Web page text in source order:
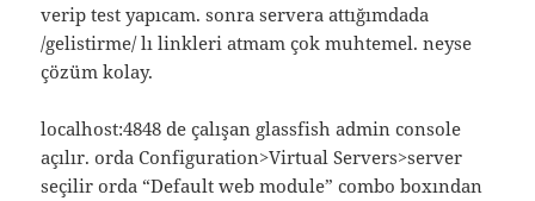
verip test yapıcam. sonra servera attığımdada
/gelistirme/ lı linkleri atmam çok muhtemel. neyse
çözüm kolay.
localhost:4848 de çalışan glassfish admin console
açılır. orda Configuration>Virtual Servers>server
seçilir orda “Default web module” combo boxından